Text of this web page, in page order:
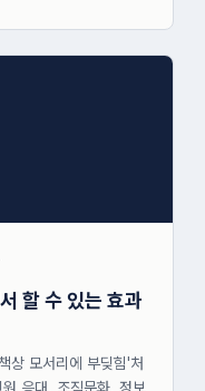
할 수 있는 효과
상 모서리에 부딪힘'처
응대, 조직문화, 정보